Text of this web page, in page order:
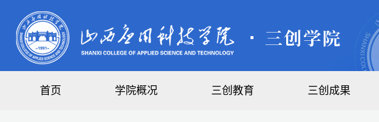
首页 学院概况 三创教育 三创成果